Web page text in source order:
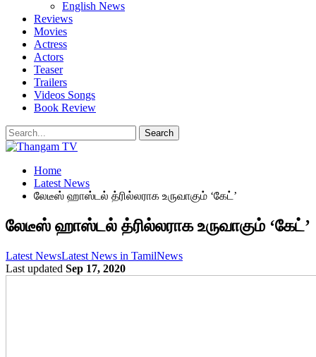
English News
Reviews
Movies
Actress
Actors
Teaser
Trailers
Videos Songs
Book Review
Home
Latest News
லேடீஸ் ஹாஸ்டல் த்ரில்லராக உருவாகும் ‘கேட்’
லேடீஸ் ஹாஸ்டல் த்ரில்லராக உருவாகும் ‘கேட்’
Latest NewsLatest News in TamilNews
Last updated Sep 17, 2020